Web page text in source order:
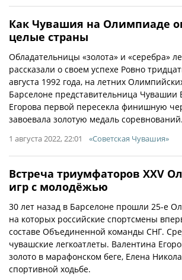
Как Чувашия на Олимпиаде
целые страны
Обладательницы «золота» и «серебра»
рассказали о своем успехе Ровно
августа 1992 года, на летних
Барселоне представительница Чувашии
Егорова первой пересекла финишную
завоевала золотую медаль соревнований.
1 августа 2022, 22:01 «Советская Чувашия»
Встреча триумфаторов XXV
игр с молодёжью
30 лет назад в Барселоне прошли 25-е
на которых российские спортсмены
составе Объединенной команды СНГ.
чувашские легкоатлеты. Валентина
золото в марафонском беге, Елена
спортивной ходьбе.